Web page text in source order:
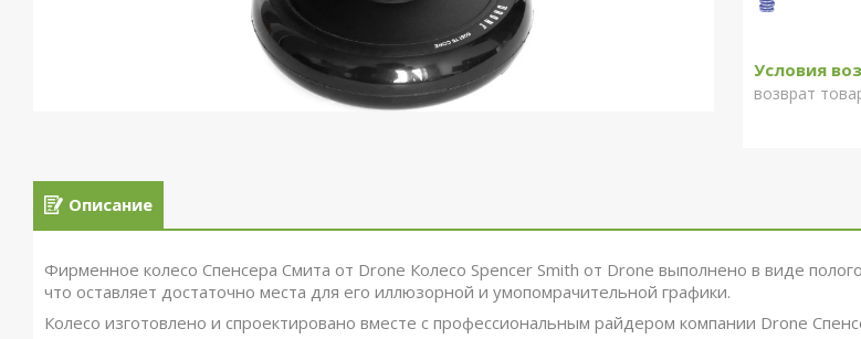
возврат
Описание
Фирменное колесо Спенсера Смита от Drone Колесо Spencer Smith от Drone выполнено в виде
что оставляет достаточно места для его иллюзорной и умопомрачительной графики.
Колесо изготовлено и спроектировано вместе с профессиональным райдером компании Drone